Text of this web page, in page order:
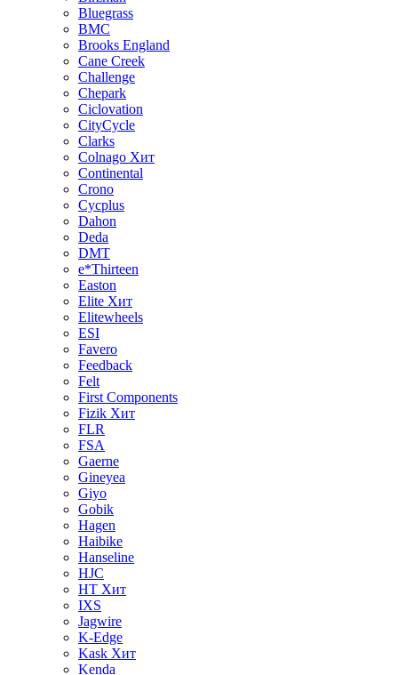
Bluegrass
BMC
Brooks England
Cane Creek
Challenge
Chepark
Ciclovation
CityCycle
Clarks
Colnago Хит
Continental
Crono
Cycplus
Dahon
Deda
DMT
e*Thirteen
Easton
Elite Хит
Elitewheels
ESI
Favero
Feedback
Felt
First Components
Fizik Хит
FLR
FSA
Gaerne
Gineyea
Giyo
Gobik
Hagen
Haibike
Hanseline
HJC
HT Хит
IXS
Jagwire
K-Edge
Kask Хит
Kenda